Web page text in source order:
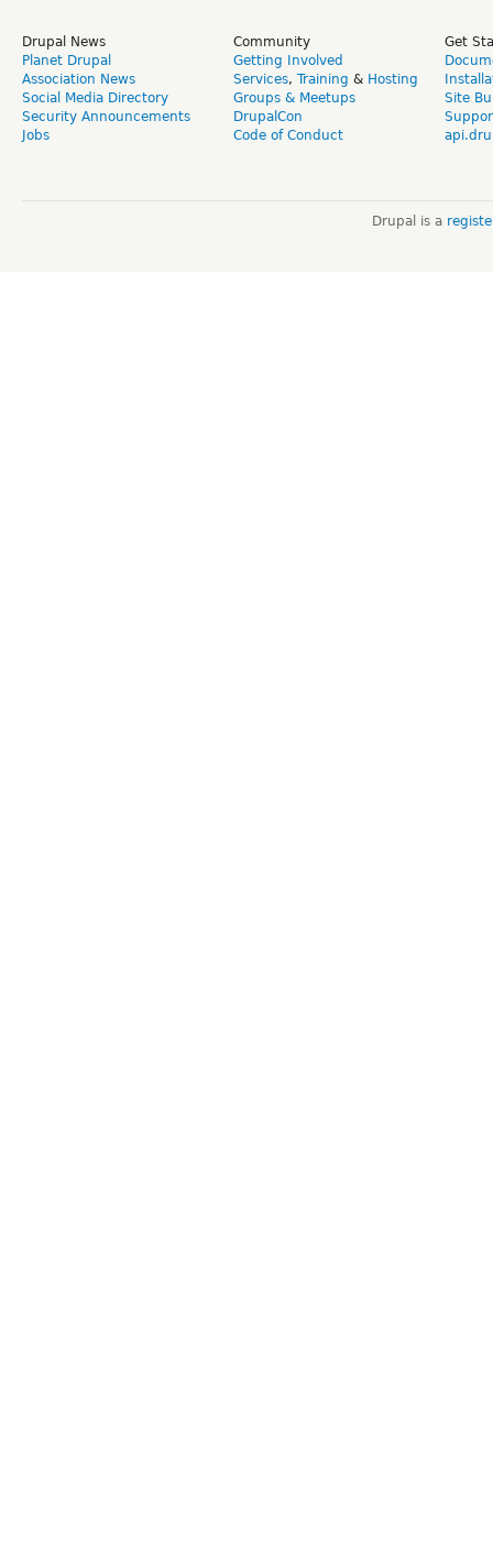
Drupal News
Planet Drupal
Association News
Social Media Directory
Security Announcements
Jobs
Community
Getting Involved
Services, Training & Hosting
Groups & Meetups
DrupalCon
Code of Conduct
Get
Site
Drupal is a